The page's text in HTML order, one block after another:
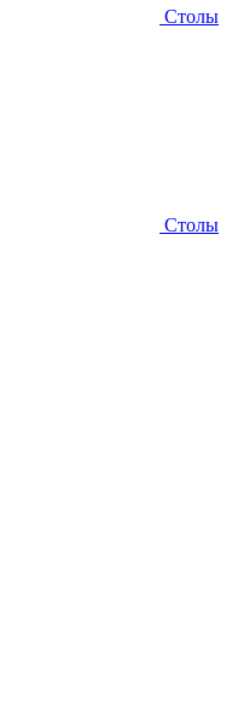
Столы
Столы